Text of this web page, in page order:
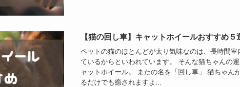
【猫の回し車】キャットホイールおすすめ５
ペットの猫のほとんどが太り気味なのは、長時間
ているからといわれています。 そんな猫ちゃんの
ャットホイール。 またの名を「回し車」 猫ちゃん
るだけでも癒されますよ...